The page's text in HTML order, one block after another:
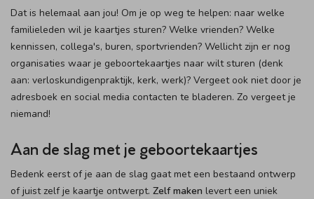
Dat is helemaal aan jou! Om je op weg te helpen: naar welke
familieleden wil je kaartjes sturen? Welke vrienden? Welke
kennissen, collega's, buren, sportvrienden? Wellicht zijn er nog
organisaties waar je geboortekaartjes naar wilt sturen (denk
aan: verloskundigenpraktijk, kerk, werk)? Vergeet ook niet door je
adresboek en social media contacten te bladeren. Zo vergeet je
niemand!
Aan de slag met je geboortekaartjes
Bedenk eerst of je aan de slag gaat met een bestaand ontwerp
of juist zelf je kaartje ontwerpt. Zelf maken levert een uniek